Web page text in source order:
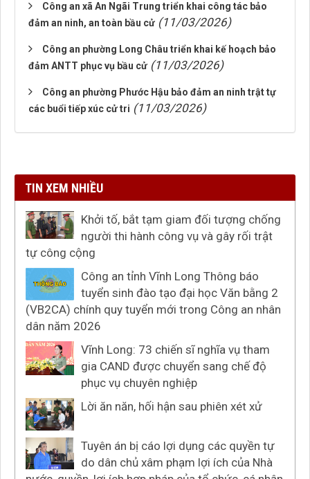
Công an xã An Ngãi Trung triển khai công tác bảo
đảm an ninh, an toàn bầu cử (11/03/2026)
Công an phường Long Châu triển khai kế hoạch bảo
đảm ANTT phục vụ bầu cử (11/03/2026)
Công an phường Phước Hậu bảo đảm an ninh trật tự
các buổi tiếp xúc cử tri (11/03/2026)
TIN XEM NHIỀU
Khởi tố, bắt tạm giam đối tượng chống
người thi hành công vụ và gây rối trật
tự công cộng
Công an tỉnh Vĩnh Long Thông báo
tuyển sinh đào tạo đại học Văn bằng 2
(VB2CA) chính quy tuyển mới trong Công an nhân
dân năm 2026
Vĩnh Long: 73 chiến sĩ nghĩa vụ tham
gia CAND được chuyển sang chế độ
phục vụ chuyên nghiệp
Lời ăn năn, hối hận sau phiên xét xử
Tuyên án bị cáo lợi dụng các quyền tự
do dân chủ xâm phạm lợi ích của Nhà